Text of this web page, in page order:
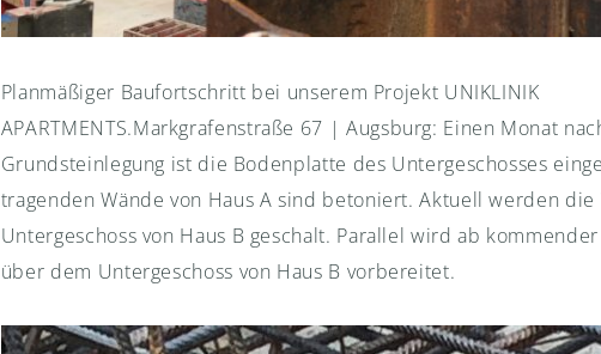
Planmäßiger Baufortschritt bei unserem Projekt UNIKLINIK
APARTMENTS.Markgrafenstraße 67 | Augsburg: Einen Monat
Grundsteinlegung ist die Bodenplatte des Untergeschosses
tragenden Wände von Haus A sind betoniert. Aktuell werden die
Untergeschoss von Haus B geschalt. Parallel wird ab
über dem Untergeschoss von Haus B vorbereitet.